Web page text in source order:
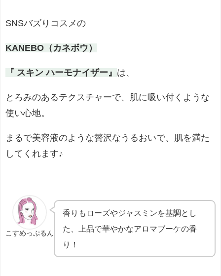
SNSバズりコスメの
KANEBO（カネボウ）
『 スキン ハーモナイザー』 は、
とろみのあるテクスチャーで、肌に吸い付くような
使い心地。
まるで美容液のような贅沢なうるおいで、肌を満た
してくれます♪
こすめっぷるん
香りもローズやジャスミンを基調とし
た、上品で華やかなアロマブーケの香
り！